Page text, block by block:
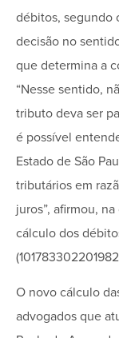
débitos, segundo
decisão no
que determina a
“Nesse sentido,
tributo deva ser
é possível
Estado de São
tributários em
juros”, afirmou,
cálculo dos
O novo cálculo
advogados que